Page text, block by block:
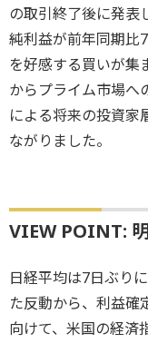
の取引終了後に発表
純利益が前年同期比
を好感する買いが集
からプライム市場へ
による将来の投資家
ながりました。
VIEW POINT:
日経平均は7日ぶり
た反動から、利益確
向けて、米国の経済